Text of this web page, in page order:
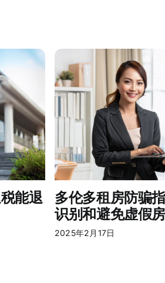
能退
多伦多租房防骗
识别和避免虚假
2025年2月17日